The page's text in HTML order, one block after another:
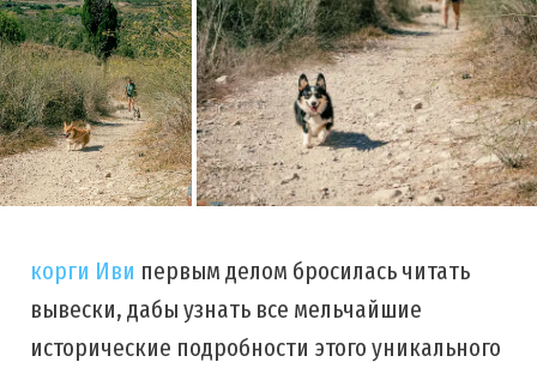
корги Иви первым делом бросилась читать
вывески, дабы узнать все мельчайшие
исторические подробности этого уникального